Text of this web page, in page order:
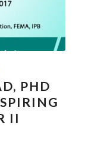
PHD
II